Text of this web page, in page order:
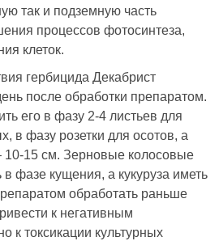
так и подземную часть
процессов фотосинтеза,
клеток.
гербицида Декабрист
после обработки препаратом.
его в фазу 2-4 листьев для
в фазу розетки для осотов, а
10-15 см. Зерновые колосовые
фазе кущения, а кукуруза иметь
обработать раньше
к негативным
к токсикации культурных